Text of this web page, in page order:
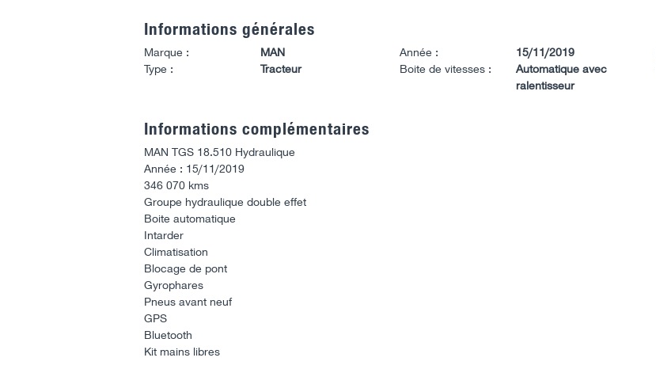
Informations générales
Marque : MAN Année : 15/11/2019
Type :
Tracteur Boite de vitesses :
Automatique avec
ralentisseur
Informations complémentaires
MAN TGS 18.510 Hydraulique
Année : 15/11/2019
346 070 kms
Groupe hydraulique double effet
Boite automatique
Intarder
Climatisation
Blocage de pont
Gyrophares
Pneus avant neuf
GPS
Bluetooth
Kit mains libres